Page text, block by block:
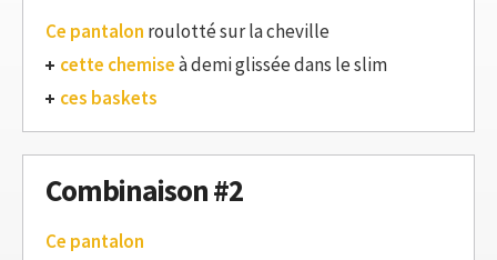
Ce pantalon roulotté sur la cheville
cette chemiseà demi glissée dans le slim
ces baskets
Combinaison #2
Ce pantalon